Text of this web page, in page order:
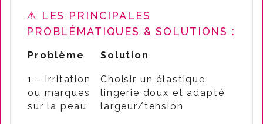
⚠️ LES PRINCIPALES
PROBLÉMATIQUES & SOLUTIONS :
Problème Solution
1 - Irritation
ou marques
sur la peau
Choisir un élastique
lingerie doux et adapté
largeur/tension